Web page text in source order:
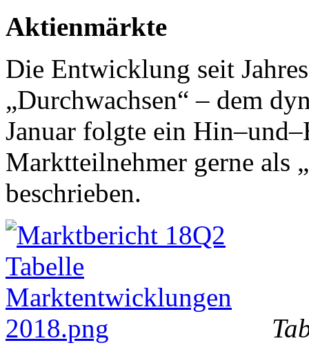
Aktienmärkte
Die Entwicklung seit
„Durchwachsen“ – dem
Januar folgte ein
Marktteilnehmer gerne als
beschrieben.